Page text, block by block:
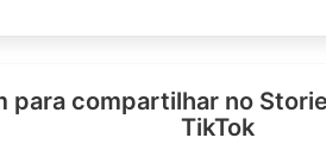
para compartilhar no
TikTok